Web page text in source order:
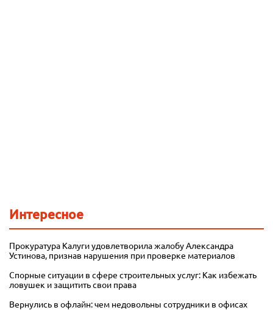
Интересное
Прокуратура Калуги удовлетворила жалобу Александра
Устинова, признав нарушения при проверке материалов
Спорные ситуации в сфере строительных услуг: Как избежать
ловушек и защитить свои права
Вернулись в офлайн: чем недовольны сотрудники в офисах